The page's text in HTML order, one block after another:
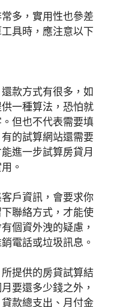
多，實用性也參差
具時，應注意以下
款方式有很多，如
一種算法，恐怕就
但也不代表需要填
的試算網站還需要
進一步試算房貸月
。
戶資訊，會要求你
聯絡方式，才能使
個資外洩的疑慮，
電話或垃圾訊息。
提供的房貸試算結
要還多少錢之外，
款總支出、月付金